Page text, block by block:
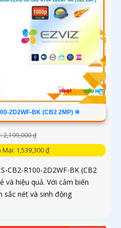
2D2WF-BK (CB2 2MP) ✲
2,199,000 ₫
1,539,300 ₫
CB2-R100-2D2WF-BK (CB2
và hiệu quả. Với cảm biến
sắc nét và sinh động